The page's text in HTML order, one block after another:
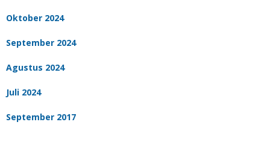
Oktober 2024
September 2024
Agustus 2024
Juli 2024
September 2017